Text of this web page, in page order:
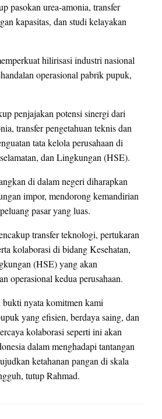
pasokan urea-amonia, transfer
kapasitas, dan studi kelayakan
hilirisasi industri nasional
operasional pabrik pupuk,
penjajakan potensi sinergi dari
transfer pengetahuan teknis dan
tata kelola perusahaan di
dan Lingkungan (HSE).
di dalam negeri diharapkan
impor, mendorong kemandirian
pasar yang luas.
transfer teknologi, pertukaran
kolaborasi di bidang Kesehatan,
(HSE) yang akan
operasional kedua perusahaan.
bukti nyata komitmen kami
yang efisien, berdaya saing, dan
kolaborasi seperti ini akan
dalam menghadapi tantangan
ketahanan pangan di skala
tutup Rahmad.